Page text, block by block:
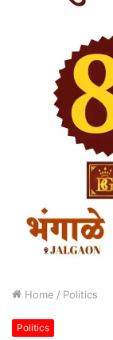
Home / Politics
Politics